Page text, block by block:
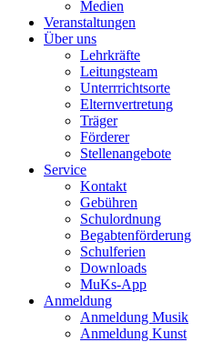
Medien
Veranstaltungen
Über uns
Lehrkräfte
Leitungsteam
Unterrrichtsorte
Elternvertretung
Träger
Förderer
Stellenangebote
Service
Kontakt
Gebühren
Schulordnung
Begabtenförderung
Schulferien
Downloads
MuKs-App
Anmeldung
Anmeldung Musik
Anmeldung Kunst